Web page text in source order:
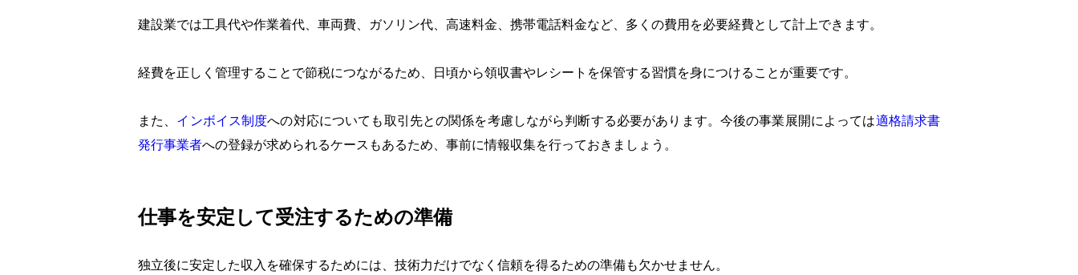
建設業では工具代や作業着代、車両費、ガソリン代、高速料金、携帯電話料金など、多くの費用を必要経費として計上できます。
経費を正しく管理することで節税につながるため、日頃から領収書やレシートを保管する習慣を身につけることが重要です。
また、 インボイス制度への対応についても取引先との関係を考慮しながら判断する必要があります。今後の事業展開によっては適格請求書
発行事業者への登録が求められるケースもあるため、事前に情報収集を行っておきましょう。
仕事を安定して受注するための準備
独立後に安定した収入を確保するためには、技術力だけでなく信頼を得るための準備も欠かせません。